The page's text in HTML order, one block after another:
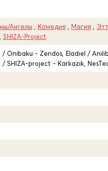
Ангелы Комедия Магия
SHIZA-Project
Onibaku - Zendos, Eladiel /
SHIZA-project - Karkazik,